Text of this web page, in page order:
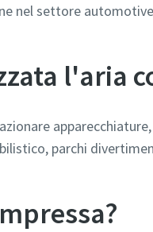
nel settore
l'aria
apparecchiature,
parchi